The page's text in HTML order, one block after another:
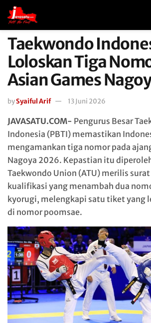
Taekwondo
Loloskan Tiga
Asian Games
bySyaiful Arif 13 Juni 2026
JAVASATU.COM- Pengurus Besar
Indonesia (PBTI) memastikan
mengamankan tiga nomor pada
Nagoya 2026. Kepastian itu
Taekwondo Union (ATU) merilis
kualifikasi yang menambah dua
kyorugi, melengkapi satu tiket yang
di nomor poomsae.